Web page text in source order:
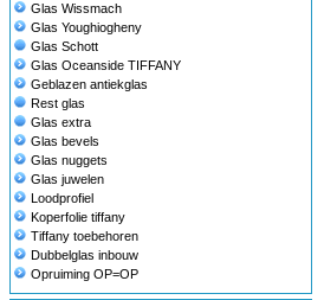
Glas Wissmach
Glas Youghiogheny
Glas Schott
Glas Oceanside TIFFANY
Geblazen antiekglas
Rest glas
Glas extra
Glas bevels
Glas nuggets
Glas juwelen
Loodprofiel
Koperfolie tiffany
Tiffany toebehoren
Dubbelglas inbouw
Opruiming OP=OP